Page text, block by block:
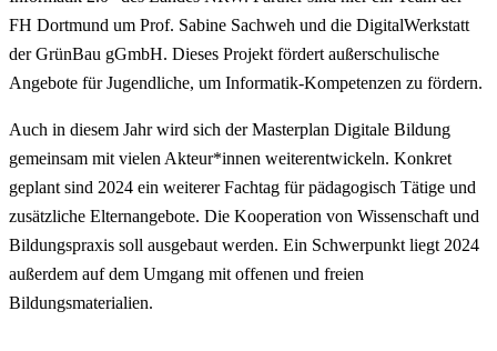
FH Dortmund um Prof. Sabine Sachweh und die DigitalWerkstatt
der GrünBau gGmbH. Dieses Projekt fördert außerschulische
Angebote für Jugendliche, um Informatik-Kompetenzen zu fördern.
Auch in diesem Jahr wird sich der Masterplan Digitale Bildung
gemeinsam mit vielen Akteur*innen weiterentwickeln. Konkret
geplant sind 2024 ein weiterer Fachtag für pädagogisch Tätige und
zusätzliche Elternangebote. Die Kooperation von Wissenschaft und
Bildungspraxis soll ausgebaut werden. Ein Schwerpunkt liegt 2024
außerdem auf dem Umgang mit offenen und freien
Bildungsmaterialien.